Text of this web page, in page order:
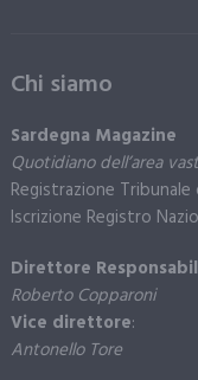
Chi siamo
Sardegna Magazine
Quotidiano dell’area
Registrazione Tribunale
Iscrizione Registro
Direttore
Roberto Copparoni
Vice direttore:
Antonello Tore